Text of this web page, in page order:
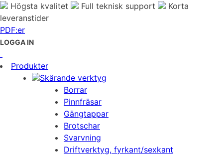
Högsta kvalitet Full teknisk support
Korta
leveranstider
PDF:er
LOGGA IN
Produkter
Skärande verktyg
Borrar
Pinnfräsar
Gängtappar
Brotschar
Svarvning
Driftverktyg, fyrkant/sexkant